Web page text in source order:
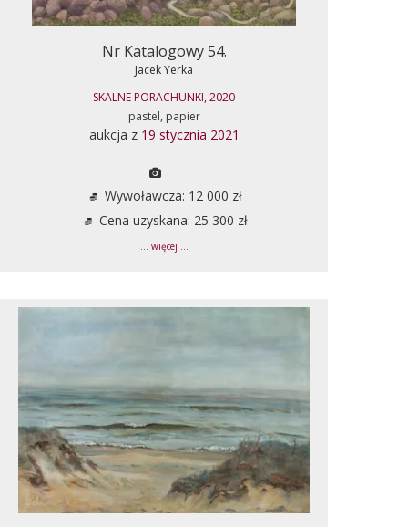
Nr Katalogowy 54.
Jacek Yerka
SKALNE PORACHUNKI, 2020
pastel, papier
aukcja z 19 stycznia 2021
Wywoławcza: 12 000 zł
Cena uzyskana: 25 300 zł
... więcej ...